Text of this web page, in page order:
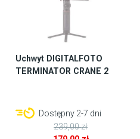
Uchwyt DIGITALFOTO
TERMINATOR CRANE 2
Dostępny 2-7 dni
239,00zł